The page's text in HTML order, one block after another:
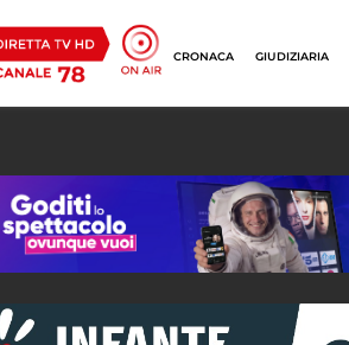
CRONACA GIUDIZIARIA